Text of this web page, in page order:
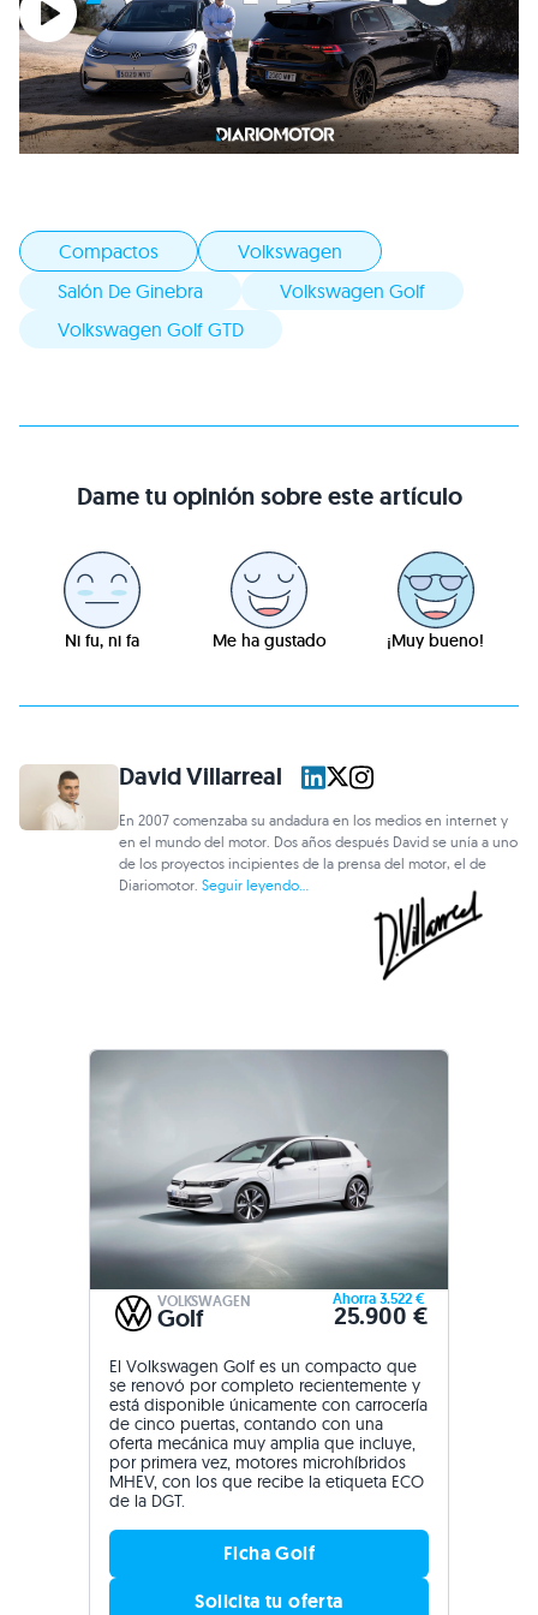
Compactos
Volkswagen
Salón De Ginebra
Volkswagen Golf
Volkswagen Golf GTD
Dame tu opinión sobre este artículo
Ni fu, ni fa Me ha gustado ¡Muy bueno!
David Villarreal
En 2007 comenzaba su andadura en los medios en internet y
en el mundo del motor. Dos años después David se unía a uno
de los proyectos incipientes de la prensa del motor, el de
Diariomotor.Seguir leyendo...
VOLKSWAGEN
Golf
Ahorra 3.522 €
25.900 €
El Volkswagen Golf es un compacto que
se renovó por completo recientemente y
está disponible únicamente con carrocería
de cinco puertas, contando con una
oferta mecánica muy amplia que incluye,
por primera vez, motores microhíbridos
MHEV, con los que recibe la etiqueta ECO
de la DGT.
Ficha Golf
Solicita tu oferta